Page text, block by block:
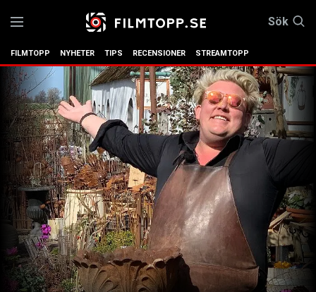
Sök
FILMTOPP NYHETER TIPS RECENSIONER STREAMTOPP